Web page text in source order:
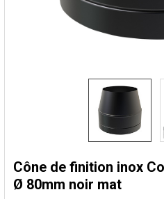
Cône de finition inox
Ø 80mm noir mat